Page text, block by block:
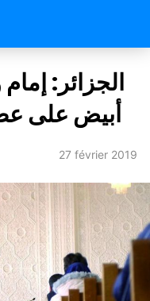
الجزائر:
أبيض على
27 février 2019